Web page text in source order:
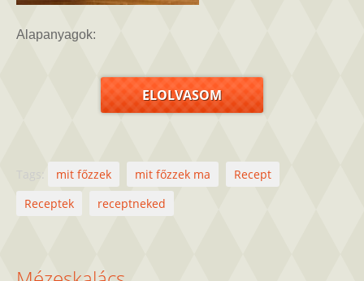
Alapanyagok:
ELOLVASOM
mit főzzek mit főzzek ma
Recept
Receptek
receptneked